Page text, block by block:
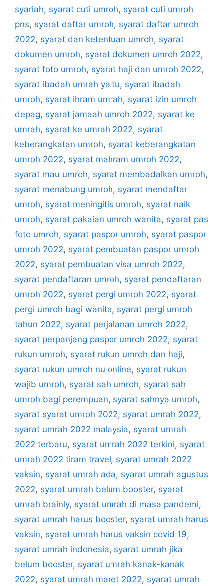
syariah, syarat cuti umroh, syarat cuti umroh
pns, syarat daftar umroh, syarat daftar umroh
2022, syarat dan ketentuan umroh, syarat
dokumen umroh, syarat dokumen umroh 2022,
syarat foto umroh, syarat haji dan umroh 2022,
syarat ibadah umrah yaitu, syarat ibadah
umroh, syarat ihram umrah, syarat izin umroh
depag, syarat jamaah umroh 2022, syarat ke
umrah, syarat ke umrah 2022, syarat
keberangkatan umroh, syarat keberangkatan
umroh 2022, syarat mahram umroh 2022,
syarat mau umroh, syarat membadalkan umroh,
syarat menabung umroh, syarat mendaftar
umroh, syarat meningitis umroh, syarat naik
umroh, syarat pakaian umroh wanita, syarat pas
foto umroh, syarat paspor umroh, syarat paspor
umroh 2022, syarat pembuatan paspor umroh
2022, syarat pembuatan visa umroh 2022,
syarat pendaftaran umroh, syarat pendaftaran
umroh 2022, syarat pergi umroh 2022, syarat
pergi umroh bagi wanita, syarat pergi umroh
tahun 2022, syarat perjalanan umroh 2022,
syarat perpanjang paspor umroh 2022, syarat
rukun umroh, syarat rukun umroh dan haji,
syarat rukun umroh nu online, syarat rukun
wajib umroh, syarat sah umroh, syarat sah
umroh bagi perempuan, syarat sahnya umroh,
syarat syarat umroh 2022, syarat umrah 2022,
syarat umrah 2022 malaysia, syarat umrah
2022 terbaru, syarat umrah 2022 terkini, syarat
umrah 2022 tiram travel, syarat umrah 2022
vaksin, syarat umrah ada, syarat umrah agustus
2022, syarat umrah belum booster, syarat
umrah brainly, syarat umrah di masa pandemi,
syarat umrah harus booster, syarat umrah harus
vaksin, syarat umrah harus vaksin covid 19,
syarat umrah indonesia, syarat umrah jika
belum booster, syarat umrah kanak-kanak
2022, syarat umrah maret 2022, syarat umrah